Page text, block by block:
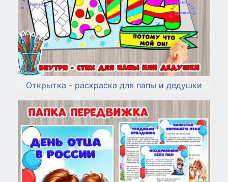
Открытка - раскраска для папы и дедушки